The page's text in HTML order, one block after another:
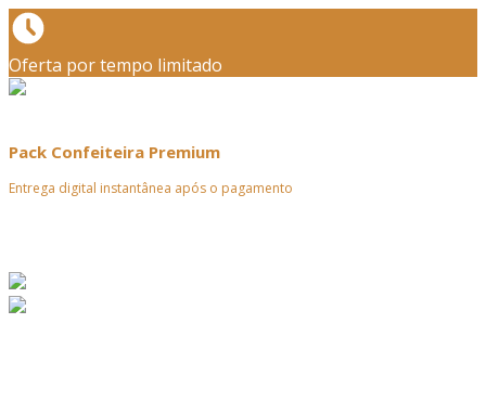
Oferta por tempo limitado
Pack Confeiteira Premium
Entrega digital instantânea após o pagamento